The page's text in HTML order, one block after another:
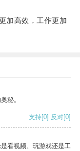
高效，工作更加
秘。
支持[0] 反对[0]
看视频、玩游戏还是工